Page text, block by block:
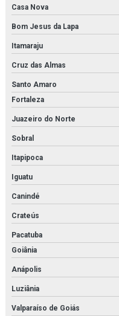
Revendedora de elemento
Revendedora de filtro de
Revendedora de filtro
Revendedora de filtro
Revendedora de
Rk22610
Sa 1508
Sauer danfoss
Secador de ar comprimido
Secador de ar comprimido
Secador de ar comprimido
Casa Nova
Bom Jesus da Lapa
Itamaraju
Cruz das Almas
Santo Amaro
Fortaleza
Juazeiro do Norte
Sobral
Itapipoca
Iguatu
Canindé
Crateús
Pacatuba
Goiânia
Anápolis
Luziânia
Valparaíso de Goiás